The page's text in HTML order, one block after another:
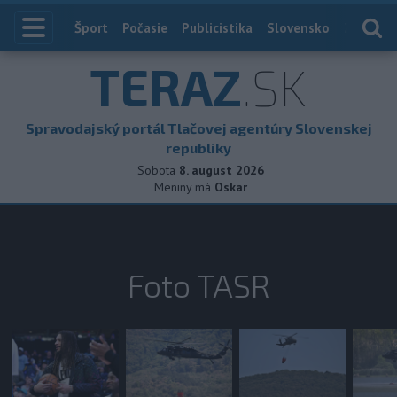
Index
Šport Počasie Publicistika Slovensko
TERAZ.SK
Spravodajský portál Tlačovej agentúry Slovenskej
republiky
Sobota 8. august 2026
Meniny má Oskar
Foto TASR